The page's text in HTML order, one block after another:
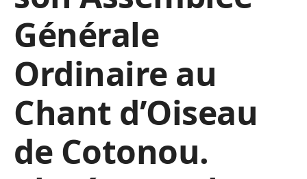
Générale
Ordinaire au
Chant d’Oiseau
de Cotonou.